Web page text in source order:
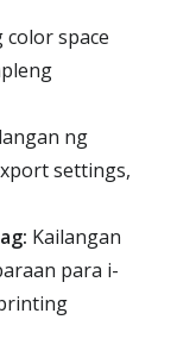
space
ng
settings,
Kailangan
para i-